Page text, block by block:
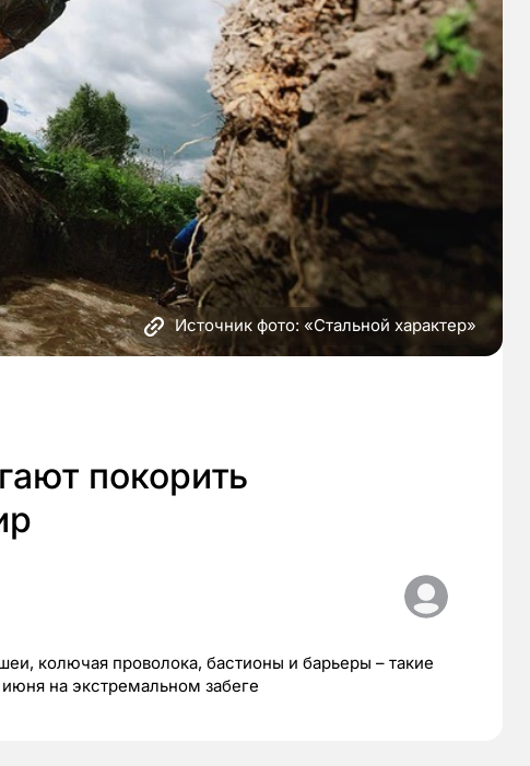
Источник фото: «Стальной характер»
покорить
колючая проволока, бастионы и барьеры – такие
на экстремальном забеге